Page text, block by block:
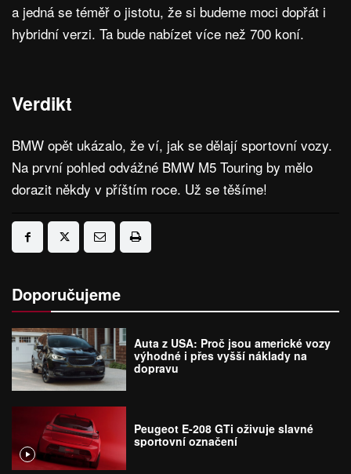
a jedná se téměř o jistotu, že si budeme moci dopřát i
hybridní verzi. Ta bude nabízet více než 700 koní.
Verdikt
BMW opět ukázalo, že ví, jak se dělají sportovní vozy.
Na první pohled odvážné BMW M5 Touring by mělo
dorazit někdy v příštím roce. Už se těšíme!
Doporučujeme
Auta z USA: Proč jsou americké vozy
výhodné i přes vyšší náklady na
dopravu
Peugeot E-208 GTi oživuje slavné
sportovní označení